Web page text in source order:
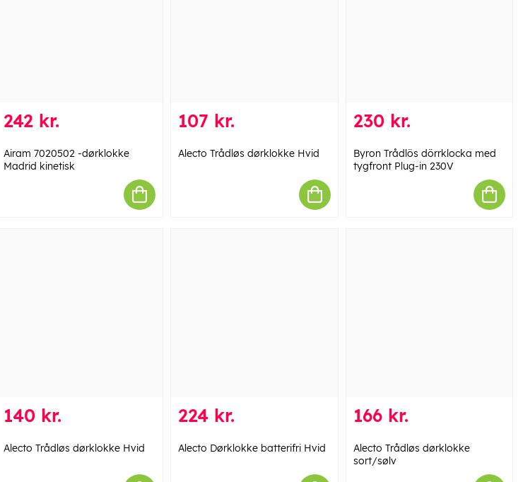
242 kr.
Airam 7020502 -dørklokke
Madrid kinetisk
107 kr.
Alecto Trådløs dørklokke Hvid
230 kr.
Byron Trådlös dörrklocka med
tygfront Plug-in 230V
140 kr.
Alecto Trådløs dørklokke Hvid
224 kr.
Alecto Dørklokke batterifri Hvid
166 kr.
Alecto Trådløs dørklokke
sort/sølv